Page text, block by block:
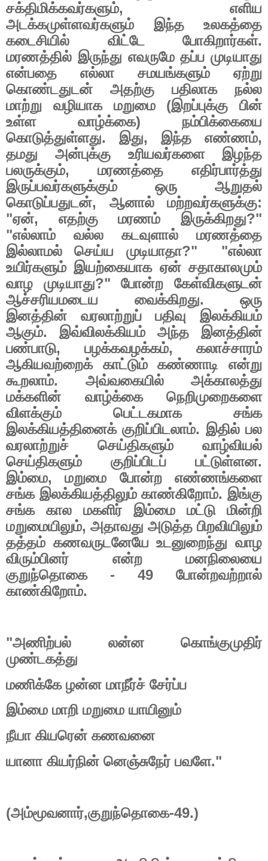
சக்திமிக்கவர்களும், எளிய
அடக்கமுள்ளவர்களும்
இந்த
உலகத்தை
கடைசியில்
விட்டே போகிறார்கள்.
மரணத்தில் இருந்து எவருமே தப்ப முடியாது
என்பதை
எல்லா சமயங்களும்
ஏற்று
கொண்டதுடன்
அதற்கு பதிலாக
நல்ல
மாற்று
வழியாக மறுமை(இறப்புக்கு
பின்
உள்ள
வாழ்க்கை) நம்பிக்கையை
கொடுத்துள்ளது. இது, இந்த எண்ணம்,
தமது
அன்புக்கு உரியவர்களை
இழந்த
பலருக்கும், மரணத்தை
எதிர்பார்த்து
இருப்பவர்களுக்கும்
ஒரு
ஆறுதல்
கொடுப்பதுடன், ஆனால் மற்றவர்களுக்கு:
"ஏன், எதற்கு மரணம் இருக்கிறது?"
"எல்லாம் வல்ல கடவுளால்
மரணத்தை
இல்லாமல்
செய்ய முடியாதா?" "எல்லா
உயிர்களும் இயற்கையாக ஏன் சதாகாலமும்
வாழ
முடியாது?"போன்ற
கேள்விகளுடன்
ஆச்சரியமடைய
வைக்கிறது. ஒரு
இனத்தின்
வரலாற்றுப் பதிவு
இலக்கியம்
ஆகும். இவ்விலக்கியம் அந்த
இனத்தின்
பண்பாடு, பழக்கவழக்கம், கலாச்சாரம்
ஆகியவற்றைக்
காட்டும் கண்ணாடி
என்று
கூறலாம். அவ்வகையில்
அக்காலத்து
மக்களின்
வாழ்க்கை
நெறிமுறைகளை
விளக்கும்
பெட்டகமாக
சங்க
இலக்கியத்தினைக் குறிப்பிடலாம். இதில் பல
வரலாற்றுச்
செய்திகளும்
வாழ்வியல்
செய்திகளும்
குறிப்பிடப் பட்டுள்ளன.
இம்மை,மறுமை போன்ற
எண்ணங்களை
சங்க இலக்கியத்திலும் காண்கிறோம்.இங்கு
சங்க
கால மகளிர் இம்மை மட்டு
மின்றி
மறுமையிலும், அதாவது அடுத்த பிறவியிலும்
தத்தம் கணவருடனேயே உடனுறைந்து வாழ
விரும்பினர்
என்ற
மனநிலையை
குறுந்தொகை- 49 போன்றவற்றால்
காண்கிறோம்.
"அணிற்பல் லன்ன
கொங்குமுதிர்
முண்டகத்து
மணிக்கே ழன்ன மாநீர்ச் சேர்ப்ப
இம்மை மாறி மறுமை யாயினும்
நீயா கியரென் கணவனை
யானா கியர்நின் னெஞ்சுநேர் பவளே."
(அம்மூவனார்,குறுந்தொகை-49.)